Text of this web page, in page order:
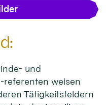
und
referenten weisen
Tätigkeitsfeldern